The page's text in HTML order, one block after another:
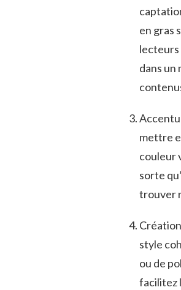
en gras
dans un
mettre
couleur
sorte
trouver
style
ou de
facilitez